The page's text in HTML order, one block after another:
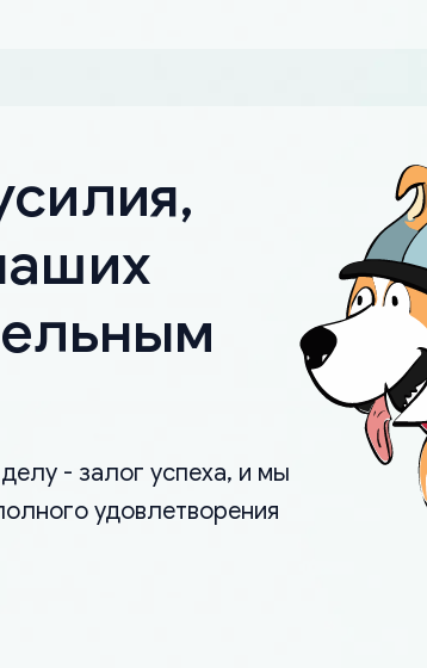
- залог успеха, и мы
удовлетворения